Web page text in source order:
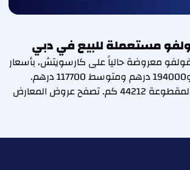
مستعملة للبيع في دبي
فولفو معروضة حالياً على كارسويتش، بأسعار
تتراوح بين 25000 و194000 درهم ومتوسط 117700 درهم.
متوسط المسافة المقطوعة 44212 كم. تصفح عروض المعارض